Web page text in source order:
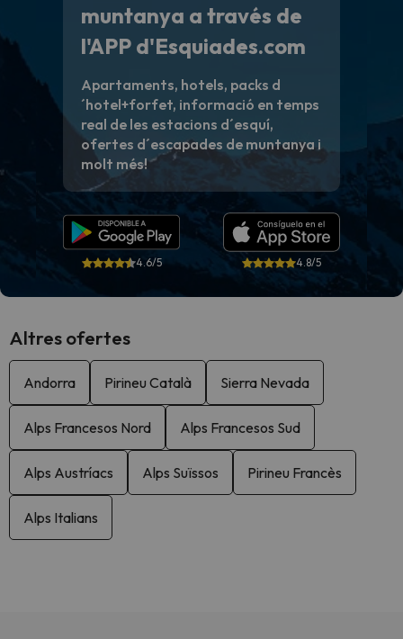
muntanya a través de
l'APP d'Esquiades.com
Apartaments, hotels, packs d
´hotel+forfet, informació en temps
real de les estacions d´esquí,
ofertes d´escapades de muntanya i
molt més!
4.6/5 4.8/5
Altres ofertes
Andorra Pirineu Català Sierra Nevada
Alps Francesos Nord Alps Francesos Sud
Alps Austríacs Alps Suïssos Pirineu Francès
Alps Italians